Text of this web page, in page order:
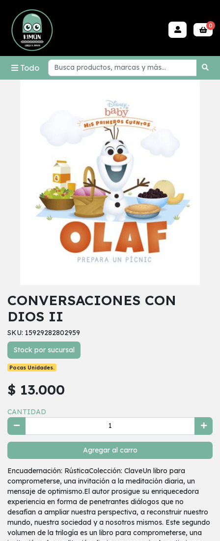
Todo
0
CONVERSACIONES CON
DIOS II
SKU: 15929282802959
Stock por sucursal
Pocas Unidades.
$ 13.000
CANTIDAD
Agregar al carro
Encuadernación: RústicaColección: ClaveUn libro para
comprometerse, una invitación a la meditación diaria, un
mensaje de optimismo.El autor prosigue su enriquecedora
experiencia en forma de penetrantes diálogos que no
desafían a ampliar nuestra perspectiva, a reconstruir nuestro
mundo, nuestra sociedad y a nosotros mismos. Este segundo
volumen de la trilogía es un libro para comprometerse, una